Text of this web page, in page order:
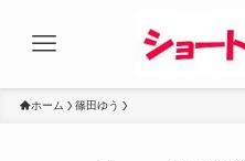
ホーム 篠田ゆう